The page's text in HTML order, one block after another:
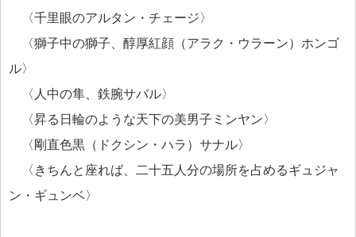
〈千里眼のアルタン・チェージ〉
〈獅子中の獅子、醇厚紅顔（アラク・ウラーン）ホンゴ
ル〉
〈人中の隼、鉄腕サバル〉
〈昇る日輪のような天下の美男子ミンヤン〉
〈剛直色黒（ドクシン・ハラ）サナル〉
〈きちんと座れば、二十五人分の場所を占めるギュジャ
ン・ギュンベ〉